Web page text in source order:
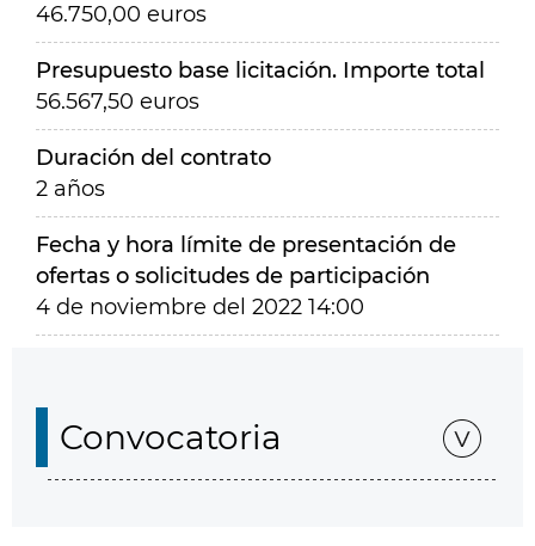
46.750,00 euros
Presupuesto base licitación. Importe total
56.567,50 euros
Duración del contrato
2 años
Fecha y hora límite de presentación de
ofertas o solicitudes de participación
4 de noviembre del 2022 14:00
Convocatoria